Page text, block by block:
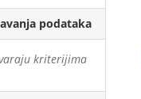
podataka
kriterijima